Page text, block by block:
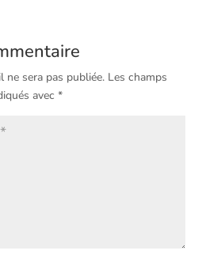
ne sera pas publiée. Les champs
avec *